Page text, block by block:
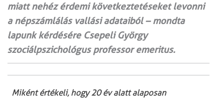
miatt nehéz érdemi következtetéseket levonni
a népszámlálás vallási adataiból – mondta
lapunk kérdésére Csepeli György
szociálpszichológus professor emeritus.
Miként értékeli, hogy 20 év alatt alaposan